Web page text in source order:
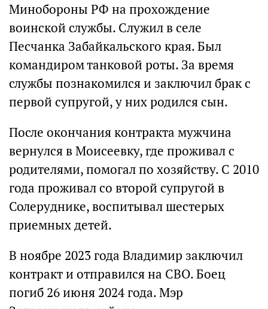
Минобороны РФ на прохождение
воинской службы. Служил в селе
Песчанка Забайкальского края. Был
командиром танковой роты. За время
службы познакомился и заключил брак с
первой супругой, у них родился сын.
После окончания контракта мужчина
вернулся в Моисеевку, где проживал с
родителями, помогал по хозяйству. С 2010
года проживал со второй супругой в
Солеруднике, воспитывал шестерых
приемных детей.
В ноябре 2023 года Владимир заключил
контракт и отправился на СВО. Боец
погиб 26 июня 2024 года. Мэр